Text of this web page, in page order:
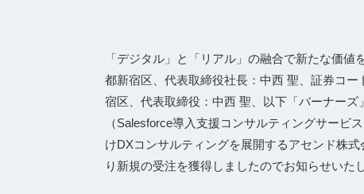
「デジタル」と「リアル」の融合で新たな価
都新宿区、代表取締役社⻑：中⻄ 聖、証券コ
宿区、代表取締役：中西 聖、以下「バーナー
（Salesforce導入支援コンサルティングサービ
けDXコンサルティングを展開するアセンド株
り新規の受注を獲得しましたのでお知らせいた